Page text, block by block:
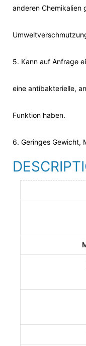
anderen Chemikalien
5. Kann auf Anfrage
eine antibakterielle,
Funktion haben.
6. Geringes Gewicht,